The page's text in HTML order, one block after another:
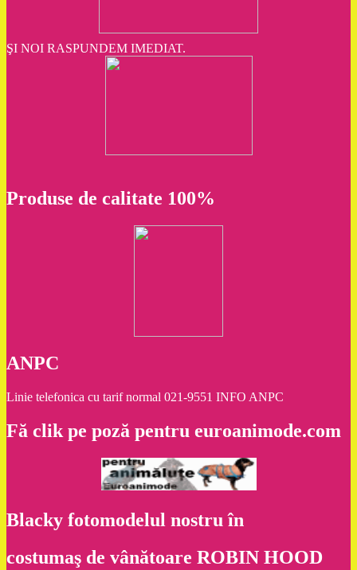
ŞI NOI RASPUNDEM IMEDIAT.
Produse de calitate 100%
ANPC
Linie telefonica cu tarif normal 021-9551 INFO ANPC
Fă clik pe poză pentru euroanimode.com
Blacky fotomodelul nostru în
costumaş de vânătoare ROBIN HOOD